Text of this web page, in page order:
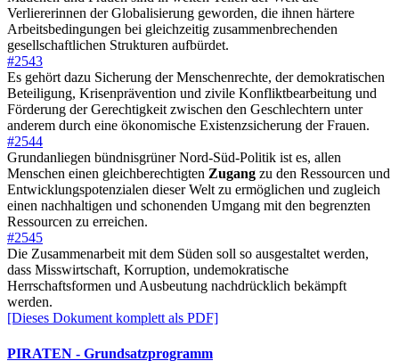
Verliererinnen der Globalisierung geworden, die ihnen härtere
Arbeitsbedingungen bei gleichzeitig zusammenbrechenden
gesellschaftlichen Strukturen aufbürdet.
#2543
Es gehört dazu Sicherung der Menschenrechte, der demokratischen
Beteiligung, Krisenprävention und zivile Konfliktbearbeitung und
Förderung der Gerechtigkeit zwischen den Geschlechtern unter
anderem durch eine ökonomische Existenzsicherung der Frauen.
#2544
Grundanliegen bündnisgrüner Nord-Süd-Politik ist es, allen
Menschen einen gleichberechtigten Zugang zu den Ressourcen und
Entwicklungspotenzialen dieser Welt zu ermöglichen und zugleich
einen nachhaltigen und schonenden Umgang mit den begrenzten
Ressourcen zu erreichen.
#2545
Die Zusammenarbeit mit dem Süden soll so ausgestaltet werden,
dass Misswirtschaft, Korruption, undemokratische
Herrschaftsformen und Ausbeutung nachdrücklich bekämpft
werden.
[Dieses Dokument komplett als PDF]
PIRATEN - Grundsatzprogramm